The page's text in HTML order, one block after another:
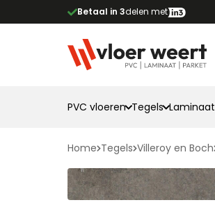
Betaal in 3delen met
PVC vloeren Tegels Laminaat
Home Tegels Villeroy en Boch